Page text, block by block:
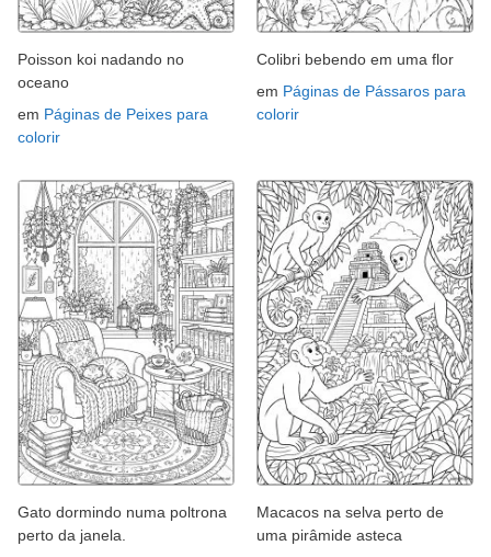
Poisson koi nadando no
oceano
em Páginas de Peixes para
colorir
Colibri bebendo em uma flor
em Páginas de Pássaros para
colorir
Gato dormindo numa poltrona
perto da janela.
Macacos na selva perto de
uma pirâmide asteca